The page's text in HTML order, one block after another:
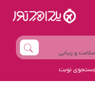
و زیبایی
نوبت